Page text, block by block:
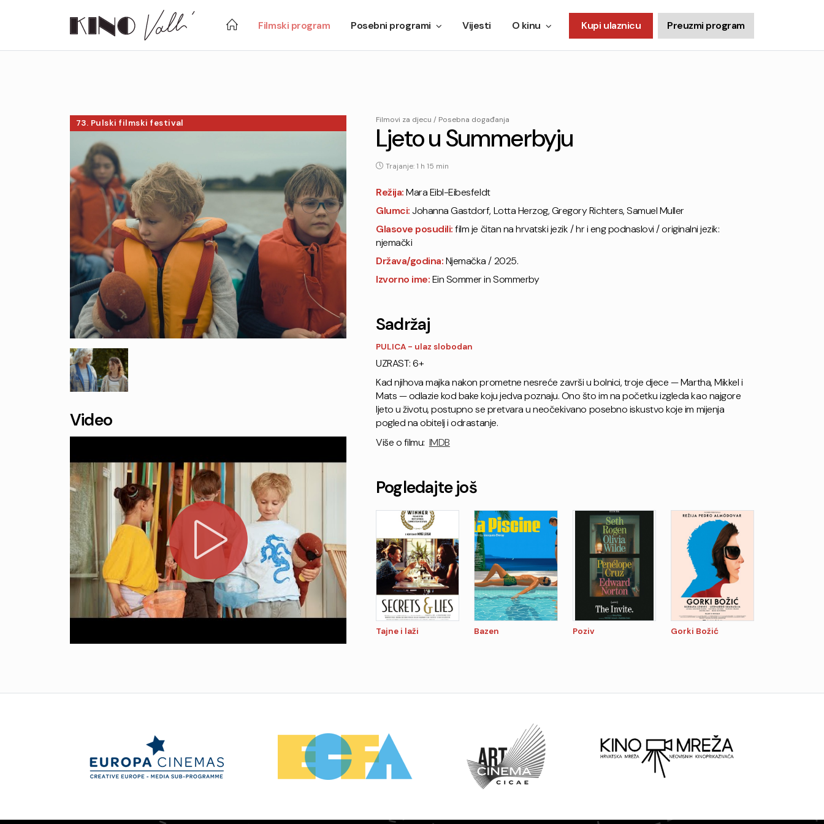
Filmski program Posebni programi Vijesti O kinu Kupi ulaznicu Preuzmi program
73. Pulski filmski festival
Video
Filmovi za djecu / Posebna događanja
Ljeto u Summerbyju
Trajanje: 1 h 15 min
Režija:Mara Eibl-Eibesfeldt
Glumci:Johanna Gastdorf, Lotta Herzog, Gregory Richters, Samuel Muller
Glasove posudili:film je čitan na hrvatski jezik / hr i eng podnaslovi / originalni jezik:
njemački
Država/godina:Njemačka / 2025.
Izvorno ime:Ein Sommer in Sommerby
Sadržaj
PULICA - ulaz slobodan
UZRAST: 6+
Kad njihova majka nakon prometne nesreće završi u bolnici, troje djece — Martha, Mikkel i
Mats — odlazie kod bake koju jedva poznaju. Ono što im na početku izgleda kao najgore
ljeto u životu, postupno se pretvara u neočekivano posebno iskustvo koje im mijenja
pogled na obitelj i odrastanje.
Više o filmu: IMDB
Pogledajte još
Tajne i laži Bazen Poziv Gorki Božić